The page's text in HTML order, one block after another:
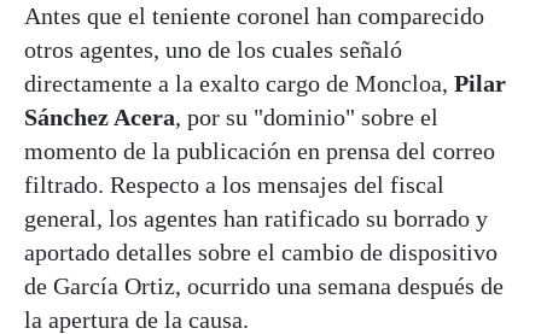
Antes que el teniente coronel han comparecido
otros agentes, uno de los cuales señaló
directamente a la exalto cargo de Moncloa, Pilar
Sánchez Acera, por su "dominio" sobre el
momento de la publicación en prensa del correo
filtrado. Respecto a los mensajes del fiscal
general, los agentes han ratificado su borrado y
aportado detalles sobre el cambio de dispositivo
de García Ortiz, ocurrido una semana después de
la apertura de la causa.